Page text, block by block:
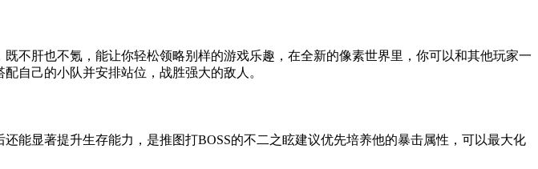
不肝也不氪，能让你轻松领略别样的游戏乐趣，在全新的像素世界里，你可以和其他玩家一
自己的小队并安排站位，战胜强大的敌人。
显著提升生存能力，是推图打BOSS的不二之眩建议优先培养他的暴击属性，可以最大化